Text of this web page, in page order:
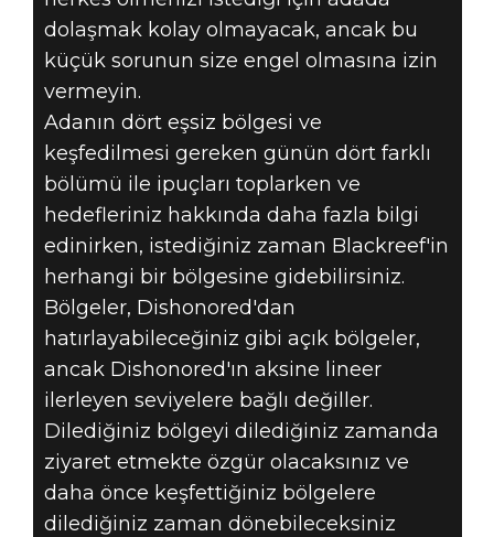
dolaşmak kolay olmayacak, ancak bu
küçük sorunun size engel olmasına izin
vermeyin.
Adanın dört eşsiz bölgesi ve
keşfedilmesi gereken günün dört farklı
bölümü ile ipuçları toplarken ve
hedefleriniz hakkında daha fazla bilgi
edinirken, istediğiniz zaman Blackreef'in
herhangi bir bölgesine gidebilirsiniz.
Bölgeler, Dishonored'dan
hatırlayabileceğiniz gibi açık bölgeler,
ancak Dishonored'ın aksine lineer
ilerleyen seviyelere bağlı değiller.
Dilediğiniz bölgeyi dilediğiniz zamanda
ziyaret etmekte özgür olacaksınız ve
daha önce keşfettiğiniz bölgelere
dilediğiniz zaman dönebileceksiniz